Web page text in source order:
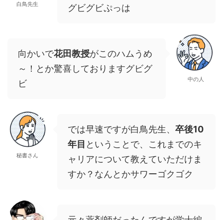
白鳥先生
グビグビぷっは
向かいで花田教授がこのハムうめ
～！とか驚喜しておりますグビグ
ビ
中の人
秘書さん
では早速ですが白鳥先生、 卒後10
年目 ということで、これまでのキ
ャリアについて教えていただけま
すか？なんとかサワーゴクゴク